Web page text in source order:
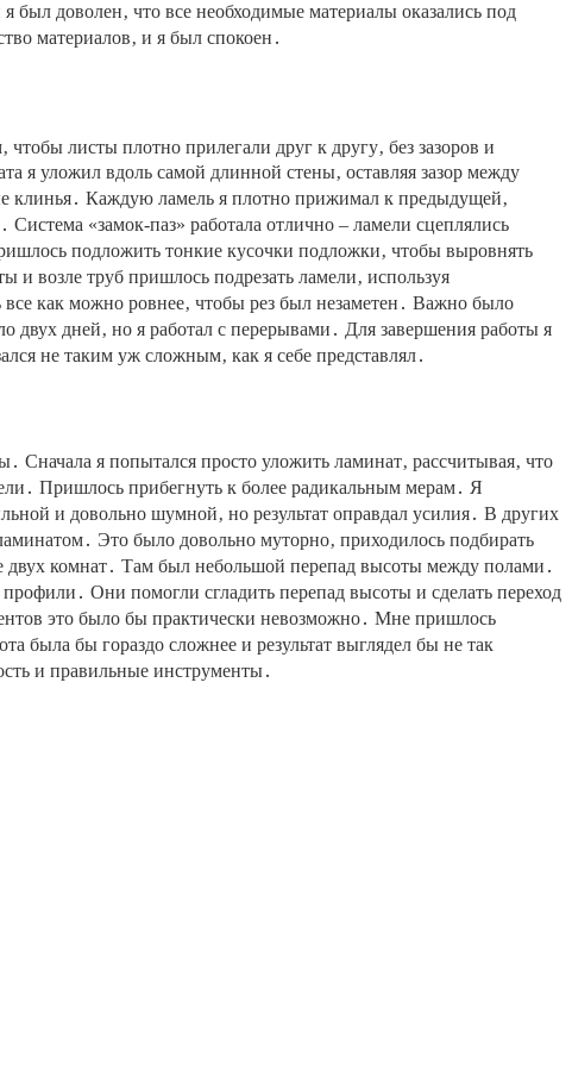
был доволен‚ что все необходимые материалы оказались под
материалов‚ и я был спокоен․
листы плотно прилегали друг к другу‚ без зазоров и
я уложил вдоль самой длинной стены‚ оставляя зазор между
клинья․ Каждую ламель я плотно прижимал к предыдущей‚
«замок-паз» работала отлично – ламели сцеплялись
подложить тонкие кусочки подложки‚ чтобы выровнять
и возле труб пришлось подрезать ламели‚ используя
как можно ровнее‚ чтобы рез был незаметен․ Важно было
дней‚ но я работал с перерывами․ Для завершения работы я
не таким уж сложным‚ как я себе представлял․
я попыталcя просто уложить ламинат‚ рассчитывая‚ что
Пришлось прибегнуть к более радикальным мерам․ Я
и довольно шумной‚ но результат оправдал усилия․ В других
Это было довольно муторно‚ приходилось подбирать
комнат․ Там был небольшой перепад высоты между полами․
Они помогли сгладить перепад высоты и сделать переход
это было бы практически невозможно․ Мне пришлось
была бы гораздо сложнее и результат выглядел бы не так
и правильные инструменты․